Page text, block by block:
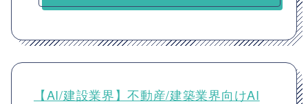
【AI/建設業界】不動産/建築業界​向けAI